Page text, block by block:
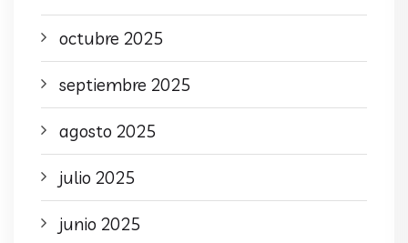
octubre 2025
septiembre 2025
agosto 2025
julio 2025
junio 2025